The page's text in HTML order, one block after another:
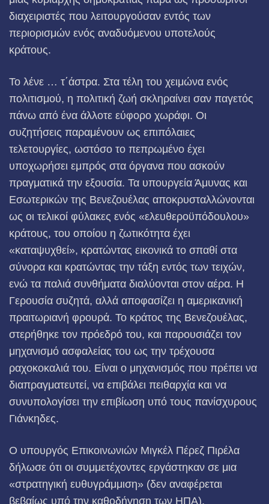
διαχειριστές που λειτουργούσαν εντός των
περιορισμών ενός αναδυόμενου υποτελούς
κράτους.
Το λένε … τ΄άστρα. Στα τέλη του χειμώνα ενός
πολιτισμού, η πολιτική ζωή σκληραίνει σαν παγετός
πάνω από ένα άλλοτε εύφορο χωράφι. Οι
συζητήσεις παραμένουν ως επιπόλαιες
τελετουργίες, ωστόσο το πεπρωμένο έχει
υποχωρήσει εμπρός στα όργανα που ασκούν
πραγματικά την εξουσία. Τα υπουργεία Άμυνας και
Εσωτερικών της Βενεζουέλας αποκρυσταλλώνονται
ως οι τελικοί φύλακες ενός «ελευθεροϋπόδουλου»
κράτους, του οποίου η ζωτικότητα έχει
«καταψυχθεί», κρατώντας εικονικά το σπαθί στα
σύνορα και κρατώντας την τάξη εντός των τειχών,
ενώ τα παλιά συνθήματα διαλύονται στον αέρα. Η
Γερουσία συζητά, αλλά αποφασίζει η αμερικανική
πραιτωριανή φρουρά. Το κράτος της Βενεζουέλας,
στερήθηκε τον πρόεδρό του, και παρουσιάζει τον
μηχανισμό ασφαλείας του ως την τρέχουσα
ραχοκοκαλιά του. Είναι ο μηχανισμός που πρέπει να
διαπραγματευτεί, να επιβάλει πειθαρχία και να
συνυπολογίσει την επιβίωση υπό τους πανίσχυρους
Γιάνκηδες.
Ο υπουργός Επικοινωνιών Μιγκέλ Πέρεζ Πιρέλα
δήλωσε ότι οι συμμετέχοντες εργάστηκαν σε μια
«στρατηγική ευθυγράμμιση» (δεν αναφέρεται
βεβαίως υπό την καθοδήγηση των ΗΠΑ),